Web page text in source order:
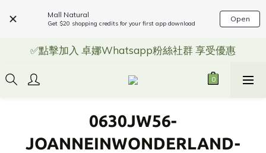
Mall Natural
Get $20 shopping credits for your first app download
Open
✅點擊加入 卓娜Whatsapp粉絲社群 享受優惠
0630JW56-
JOANNEINWONDERLAND-